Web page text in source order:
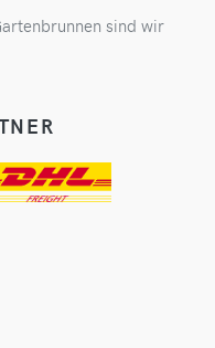
sind wir